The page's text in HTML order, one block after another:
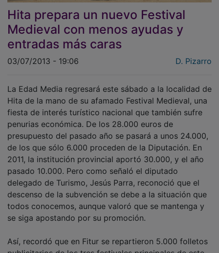
Hita prepara un nuevo Festival
Medieval con menos ayudas y
entradas más caras
Hita de la mano de su afamado Festival Medieval, una
fiesta de interés turístico nacional que también sufre
penurias económica. De los 28.000 euros de
presupuesto del pasado año se pasará a unos 24.000,
de los que sólo 6.000 proceden de la Diputación. En
2011, la institución provincial aportó 30.000, y el año
pasado 10.000. Pero como señaló el diputado
delegado de Turismo, Jesús Parra, reconoció que el
descenso de la subvención se debe a la situación que
todos conocemos, aunque valoró que se mantenga y
se siga apostando por su promoción.
publicitarios de los tres festivales principales de este